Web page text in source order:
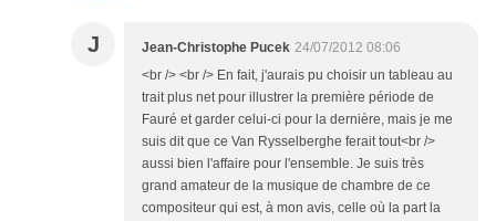
J Jean-Christophe Pucek 24/07/2012 08:06
<br /> <br /> En fait, j'aurais pu choisir un tableau au
trait plus net pour illustrer la première période de
Fauré et garder celui-ci pour la dernière, mais je me
suis dit que ce Van Rysselberghe ferait tout<br />
aussi bien l'affaire pour l'ensemble. Je suis très
grand amateur de la musique de chambre de ce
compositeur qui est, à mon avis, celle où la part la